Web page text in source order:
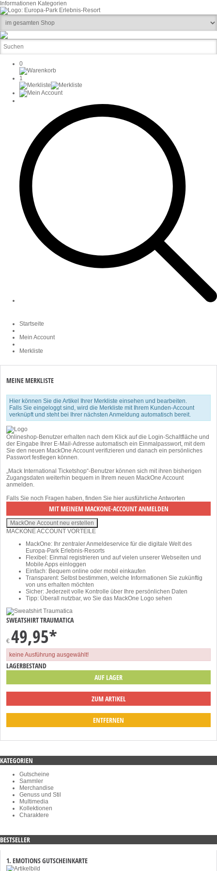
Informationen Kategorien
0
1
Startseite
Mein Account
Merkliste
MEINE MERKLISTE
Hier können Sie die Artikel Ihrer Merkliste einsehen und bearbeiten.
Falls Sie eingeloggt sind, wird die Merkliste mit Ihrem Kunden-Account
verknüpft und steht bei Ihrer nächsten Anmeldung automatisch bereit.
Onlineshop-Benutzer erhalten nach dem Klick auf die Login-Schaltfläche und
der Eingabe Ihrer E-Mail-Adresse automatisch ein Einmalpasswort, mit dem
Sie den neuen MackOne Account verifizieren und danach ein persönliches
Passwort festlegen können.
„Mack International Ticketshop“-Benutzer können sich mit ihren bisherigen
Zugangsdaten weiterhin bequem in Ihrem neuen MackOne Account
anmelden.
Falls Sie noch Fragen haben, finden Sie hier ausführliche Antworten
MACKONE ACCOUNT VORTEILE
MackOne: Ihr zentraler Anmeldeservice für die digitale Welt des
Europa-Park Erlebnis-Resorts
Flexibel: Einmal registrieren und auf vielen unserer Webseiten und
Mobile Apps einloggen
Einfach: Bequem online oder mobil einkaufen
Transparent: Selbst bestimmen, welche Informationen Sie zukünftig
von uns erhalten möchten
Sicher: Jederzeit volle Kontrolle über Ihre persönlichen Daten
Tipp: Überall nutzbar, wo Sie das MackOne Logo sehen
SWEATSHIRT TRAUMATICA
€ 49,95*
keine Ausführung ausgewählt!
LAGERBESTAND
AUF LAGER
ZUM ARTIKEL
ENTFERNEN
KATEGORIEN
Gutscheine
Sammler
Merchandise
Genuss und Stil
Multimedia
Kollektionen
Charaktere
BESTSELLER
1. EMOTIONS GUTSCHEINKARTE